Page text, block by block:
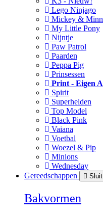
Lego Ninjago
Mickey &
My Little Pony
Nijntje
Paw Patrol
Paarden
Peppa Pig
Prinsessen
Print - Eigen
Spirit
Superhelden
Top Model
Black Pink
Vaiana
Voetbal
Woezel & Pip
Minions
Wednesday
Gereedschappen
Bakvormen